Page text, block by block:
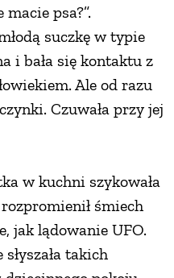
psa?”.
suczkę w typie
i bała się kontaktu z
Ale od razu
Czuwała przy jej
w kuchni szykowała
śmiech
jak lądowanie UFO.
takich